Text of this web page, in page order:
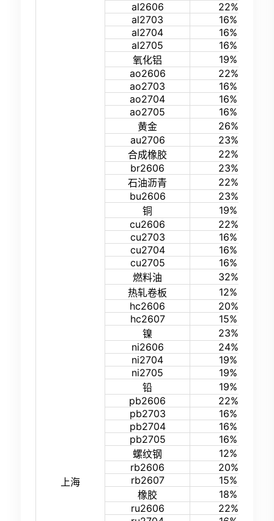
上海
al2606
22%
al2703
16%
al2704
16%
al2705
16%
氧化铝
19%
ao2606
22%
ao2703
16%
ao2704
16%
ao2705
16%
黄金
26%
au2706
23%
合成橡胶
22%
br2606
23%
石油沥青
22%
bu2606
23%
铜
19%
cu2606
22%
cu2703
16%
cu2704
16%
cu2705
16%
燃料油
32%
热轧卷板
12%
hc2606
20%
hc2607
15%
镍
23%
ni2606
24%
ni2704
19%
ni2705
19%
铅
19%
pb2606
22%
pb2703
16%
pb2704
16%
pb2705
16%
螺纹钢
12%
rb2606
20%
rb2607
15%
橡胶
18%
ru2606
22%